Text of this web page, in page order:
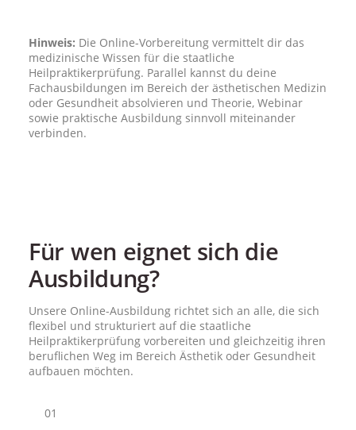
Hinweis: Die Online-Vorbereitung vermittelt dir das
medizinische Wissen für die staatliche
Heilpraktikerprüfung. Parallel kannst du deine
Fachausbildungen im Bereich der ästhetischen Medizin
oder Gesundheit absolvieren und Theorie, Webinar
sowie praktische Ausbildung sinnvoll miteinander
verbinden.
Für wen eignet sich die
Ausbildung?
Unsere Online-Ausbildung richtet sich an alle, die sich
flexibel und strukturiert auf die staatliche
Heilpraktikerprüfung vorbereiten und gleichzeitig ihren
beruflichen Weg im Bereich Ästhetik oder Gesundheit
aufbauen möchten.
01